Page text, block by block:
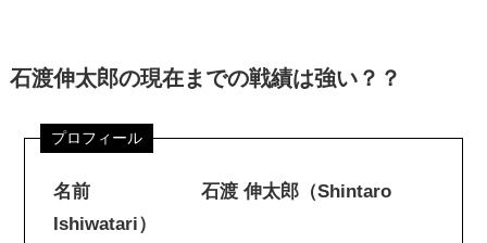
石渡伸太郎の現在までの戦績は強い？？
名前 石渡 伸太郎（Shintaro
Ishiwatari）